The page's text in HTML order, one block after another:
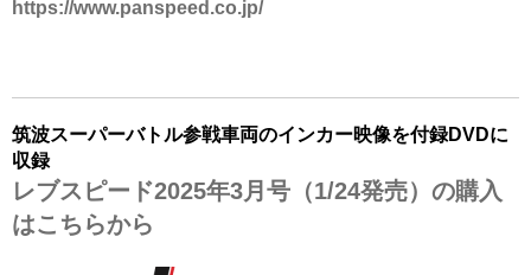
https://www.panspeed.co.jp/
筑波スーパーバトル参戦車両のインカー映像を付録DVDに
収録
レブスピード2025年3月号（1/24発売）の購入
はこちらから